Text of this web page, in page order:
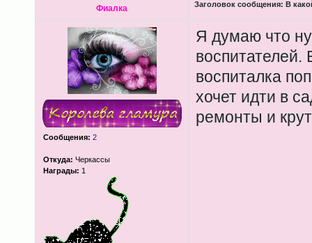
Фиалка Заголовок сообщения: В
Сообщения: 2
Откуда: Черкассы
Награды: 1
Я думаю что
воспитателей.
воспиталка
хочет идти в
ремонты и